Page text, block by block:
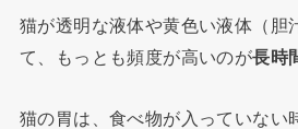
猫が透明な液体や黄色い液体（胆
て、もっとも頻度が高いのが長時
猫の胃は、食べ物が入っていない